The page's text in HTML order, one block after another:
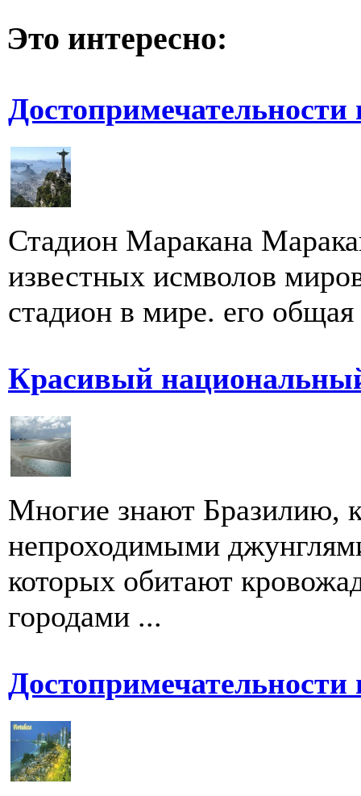
Это интересно:
Стадион Маракана
известных исмволов
стадион в мире. его
Красивый
Многие знают Бразилию,
непроходимыми
которых обитают
городами ...